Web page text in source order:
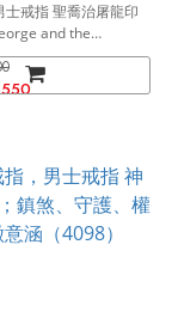
士戒指 聖喬治屠龍印
and the
凱爾特風騎士戒